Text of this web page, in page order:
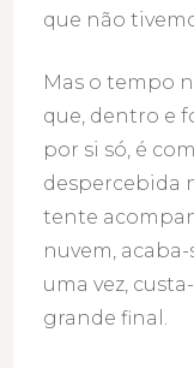
que não
Mas o tempo
que, dentro e
por si só, é
despercebida
tente
nuvem,
uma vez,
grande final.